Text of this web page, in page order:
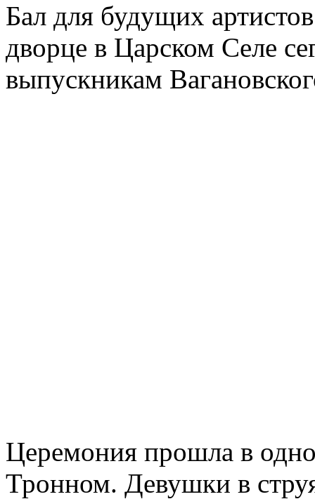
Бал для будущих
дворце в Царском Селе
выпускникам
Церемония прошла в
Тронном. Девушки в